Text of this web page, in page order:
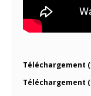
Téléchargement
Téléchargement